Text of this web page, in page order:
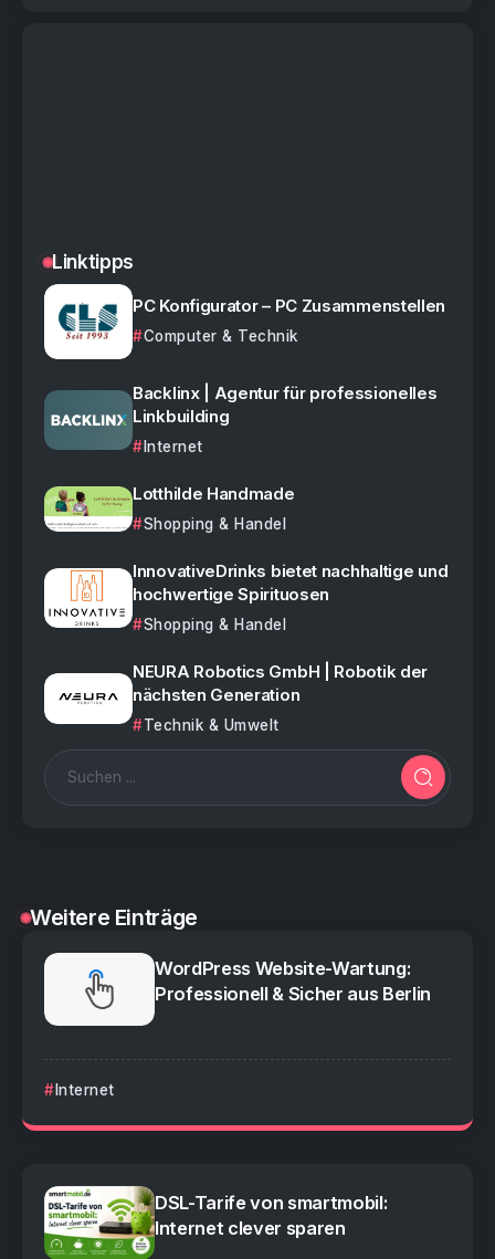
Linktipps
PC Konfigurator – PC Zusammenstellen
Computer & Technik
Backlinx | Agentur für professionelles
Linkbuilding
Internet
Lotthilde Handmade
Shopping & Handel
InnovativeDrinks bietet nachhaltige und
hochwertige Spirituosen
Shopping & Handel
NEURA Robotics GmbH | Robotik der
nächsten Generation
Technik & Umwelt
Weitere Einträge
WordPress Website-Wartung:
Professionell & Sicher aus Berlin
Internet
DSL-Tarife von smartmobil:
Internet clever sparen